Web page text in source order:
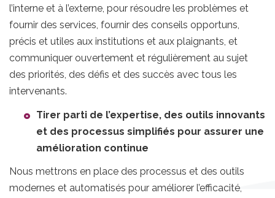
l’interne et à l’externe, pour résoudre les problèmes et
fournir des services, fournir des conseils opportuns,
précis et utiles aux institutions et aux plaignants, et
communiquer ouvertement et régulièrement au sujet
des priorités, des défis et des succès avec tous les
intervenants.
Tirer parti de l’expertise, des outils innovants
et des processus simplifiés pour assurer une
amélioration continue
Nous mettrons en place des processus et des outils
modernes et automatisés pour améliorer l’efficacité,